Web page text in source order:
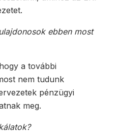
ebben most
a további
nem tudunk
pénzügyi
meg.